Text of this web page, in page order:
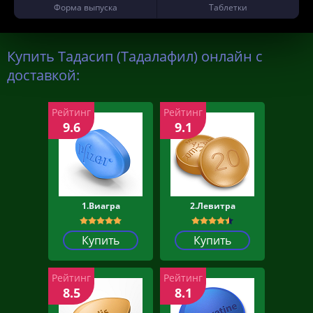
Форма выпуска Таблетки
Купить Тадасип (Тадалафил) онлайн с
доставкой:
1.Виагра
Купить
Рейтинг
9.6
2.Левитра
Купить
Рейтинг
9.1
Рейтинг
8.5
Рейтинг
8.1